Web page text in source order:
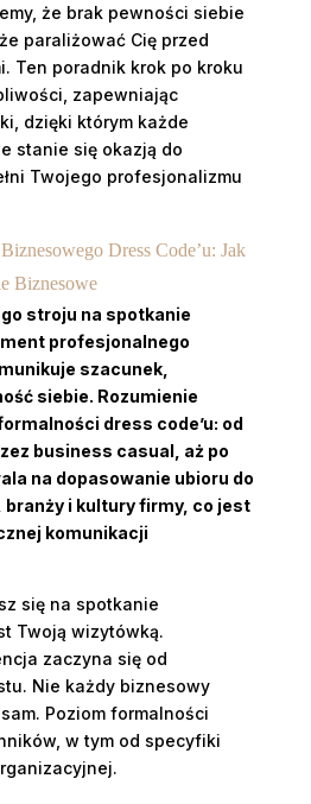
że brak pewności siebie
paraliżować Cię przed
Ten poradnik krok po kroku
zapewniając
dzięki którym każde
stanie się okazją do
Twojego profesjonalizmu
Dress Code’u: Jak
Biznesowe
stroju na spotkanie
profesjonalnego
szacunek,
siebie. Rozumienie
dress code’u: od
business casual, aż po
na dopasowanie ubioru do
i kultury firmy, co jest
komunikacji
się na spotkanie
Twoją wizytówką.
zaczyna się od
Nie każdy biznesowy
Poziom formalności
w tym od specyfiki